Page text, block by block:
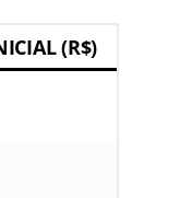
(R$)